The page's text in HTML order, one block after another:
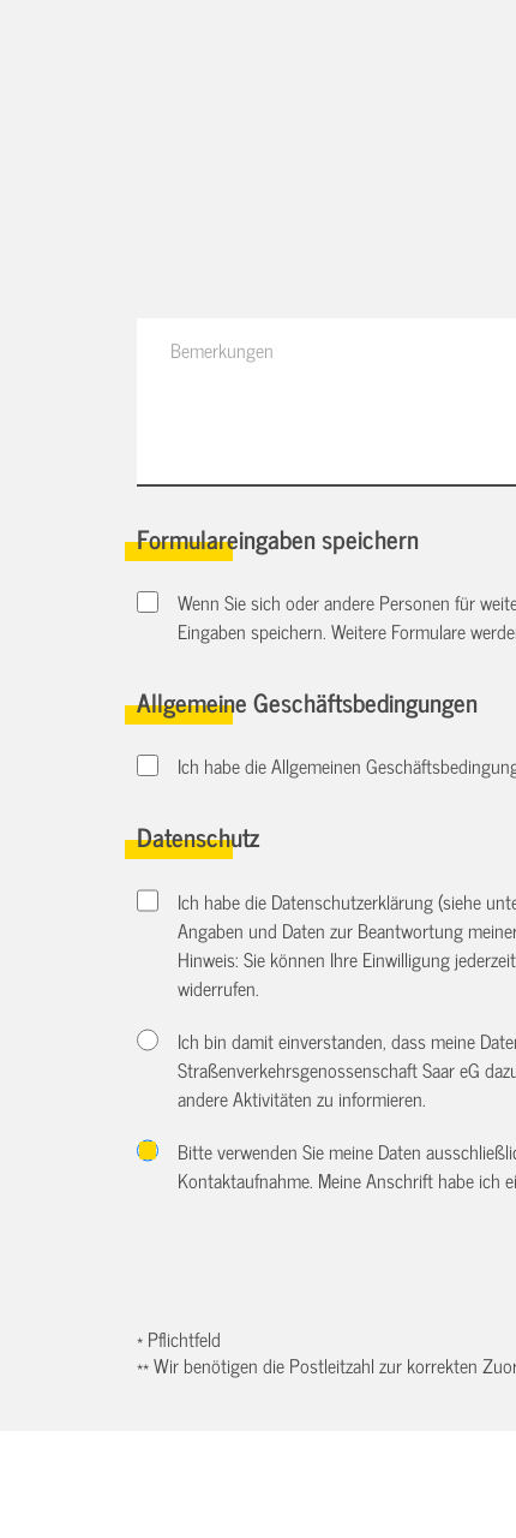
Formulareingaben speichern
Wenn Sie sich oder andere Personen für
Eingaben speichern. Weitere Formulare
Allgemeine Geschäftsbedingungen
Ich habe die Allgemeinen
Datenschutz
Ich habe die Datenschutzerklärung (siehe
Angaben und Daten zur Beantwortung
Hinweis: Sie können Ihre Einwilligung
widerrufen.
Ich bin damit einverstanden, dass meine
Straßenverkehrsgenossenschaft Saar eG
andere Aktivitäten zu informieren.
Bitte verwenden Sie meine Daten
Kontaktaufnahme. Meine Anschrift habe ich
* Pflichtfeld
** Wir benötigen die Postleitzahl zur korrekten